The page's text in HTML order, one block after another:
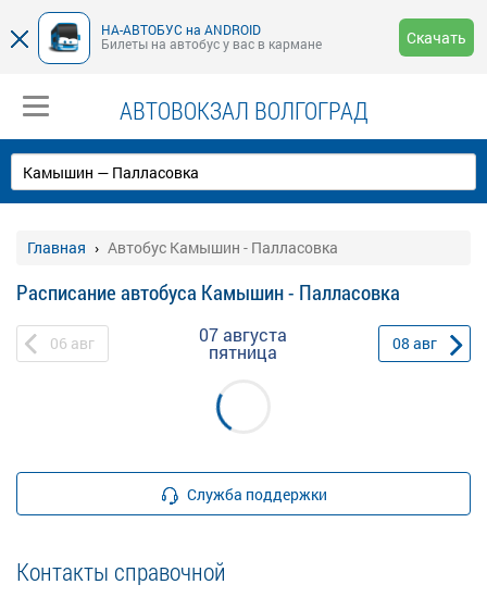
НА-АВТОБУС на ANDROID
Билеты на автобус у вас в кармане
Скачать
АВТОВОКЗАЛ ВОЛГОГРАД
Главная Автобус Камышин - Палласовка
Расписание автобуса Камышин - Палласовка
06 авг 07 августа
пятница 08 авг
Служба поддержки
Контакты справочной